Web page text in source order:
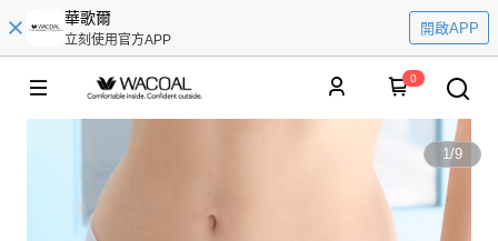
華歌爾
立刻使用官方APP
開啟APP
0
1/9